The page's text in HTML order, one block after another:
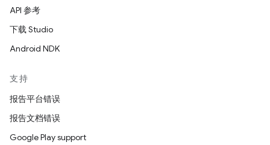
API 参考
下载 Studio
Android NDK
支持
报告平台错误
报告文档错误
Google Play support